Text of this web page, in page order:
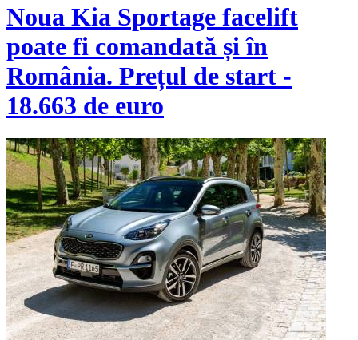
Noua Kia Sportage facelift
poate fi comandată și în
România. Prețul de start -
18.663 de euro